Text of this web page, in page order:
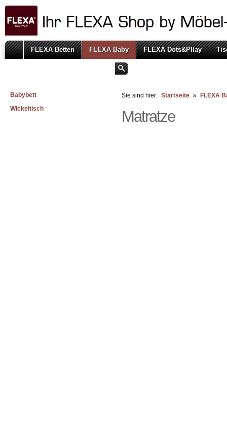
FLEXA Betten FLEXA Baby FLEXA Dots&Pllay
Babybett
Wickeltisch
Sie sind hier: Startseite » FLEXA
Matratze